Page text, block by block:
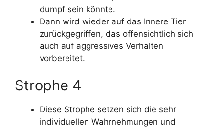
dumpf sein könnte.
Dann wird wieder auf das Innere Tier
zurückgegriffen, das offensichtlich sich
auch auf aggressives Verhalten
vorbereitet.
Strophe 4
Diese Strophe setzen sich die sehr
individuellen Wahrnehmungen und